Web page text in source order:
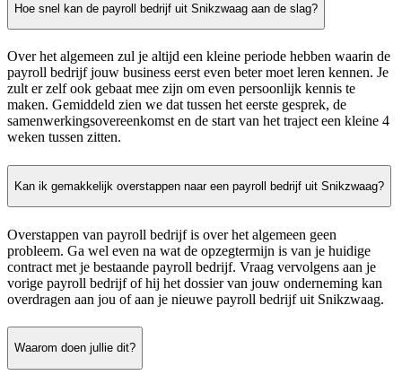
Hoe snel kan de payroll bedrijf uit Snikzwaag aan de slag?
Over het algemeen zul je altijd een kleine periode hebben waarin de
payroll bedrijf jouw business eerst even beter moet leren kennen. Je
zult er zelf ook gebaat mee zijn om even persoonlijk kennis te
maken. Gemiddeld zien we dat tussen het eerste gesprek, de
samenwerkingsovereenkomst en de start van het traject een kleine 4
weken tussen zitten.
Kan ik gemakkelijk overstappen naar een payroll bedrijf uit Snikzwaag?
Overstappen van payroll bedrijf is over het algemeen geen
probleem. Ga wel even na wat de opzegtermijn is van je huidige
contract met je bestaande payroll bedrijf. Vraag vervolgens aan je
vorige payroll bedrijf of hij het dossier van jouw onderneming kan
overdragen aan jou of aan je nieuwe payroll bedrijf uit Snikzwaag.
Waarom doen jullie dit?